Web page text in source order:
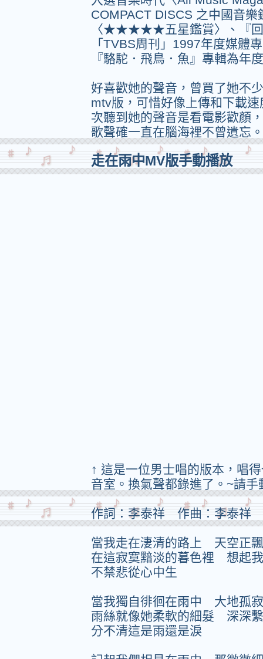
COMPACT DISCS 之中國音
〈★★★★★五星鑑賞〉、『回
「TVBS周刊」1997年度媒體
『駱駝．飛鳥．魚』專輯為年
好喜歡她的聲音，曾買了她不
mtv版，可惜好像上傳和下載
次聽到她的聲音是看電影歡顏
歌聲確一直在腦海裡不曾遺忘。
走在雨中MV版手動播放
↑ 這是一位男士唱的版本，唱
音室。換氣聲都錄進了。~請手
作詞：李泰祥 作曲：李泰祥
當我走在淒清的路上 天空正
在這寂寞黯淡的暮色裡 想起
不禁悲從心中生
當我獨自徘徊在雨中 大地孤
雨絲就像她柔軟的細髮 深深
分不清這是雨還是淚